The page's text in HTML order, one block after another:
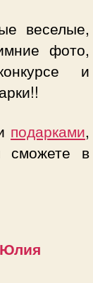
веселые,
фото,
и
подарками,
сможете в
Юлия